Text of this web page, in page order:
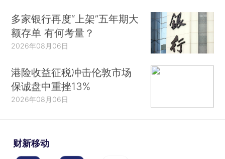
多家银行再度“上架”五年期大
额存单 有何考量？
2026年08月06日
港险收益征税冲击伦敦市场
保诚盘中重挫13%
2026年08月06日
财新移动